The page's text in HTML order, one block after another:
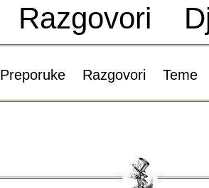
Razgovori
Preporuke Razgovori Teme